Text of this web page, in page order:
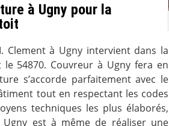
à Ugny pour la
Clement à Ugny intervient dans la
54870. Couvreur à Ugny fera en
s’accorde parfaitement avec le
tout en respectant les codes
techniques les plus élaborés,
Ugny est à même de réaliser une